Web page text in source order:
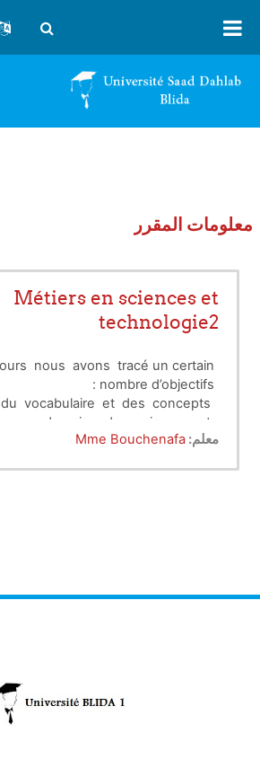
تبديل
معلومات المقرر
Métiers en sciences et
technologie2
nous avons tracé un certain
nombre d’objectifs :
vocabulaire et des concepts
au domaine des sciences et
sous forme de définitions et de
معلم: Mme Bouchenafa